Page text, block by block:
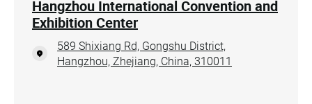
Hangzhou International Convention and
Exhibition Center
589 Shixiang Rd, Gongshu District,
Hangzhou, Zhejiang, China, 310011